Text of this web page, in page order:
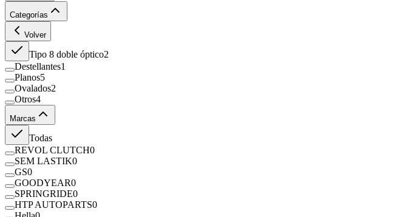
Categorías
Volver
Tipo 8 doble óptico2
Destellantes1
Planos5
Ovalados2
Otros4
Marcas
Todas
REVOL CLUTCH0
SEM LASTIK0
GS0
GOODYEAR0
SPRINGRIDE0
HTP AUTOPARTS0